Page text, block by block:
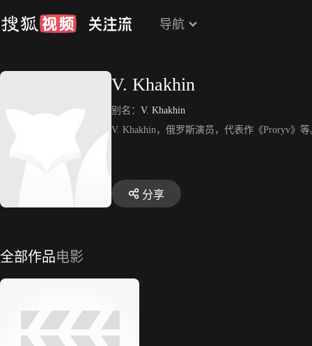
导航
V. Khakhin
别名： V. Khakhin
V. Khakhin，俄罗斯演员，代表作《Proryv》等
分享
全部作品电影